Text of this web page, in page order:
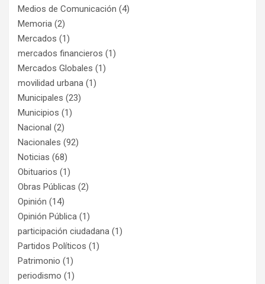
Medios de Comunicación (4)
Memoria (2)
Mercados (1)
mercados financieros (1)
Mercados Globales (1)
movilidad urbana (1)
Municipales (23)
Municipios (1)
Nacional (2)
Nacionales (92)
Noticias (68)
Obituarios (1)
Obras Públicas (2)
Opinión (14)
Opinión Pública (1)
participación ciudadana (1)
Partidos Políticos (1)
Patrimonio (1)
periodismo (1)